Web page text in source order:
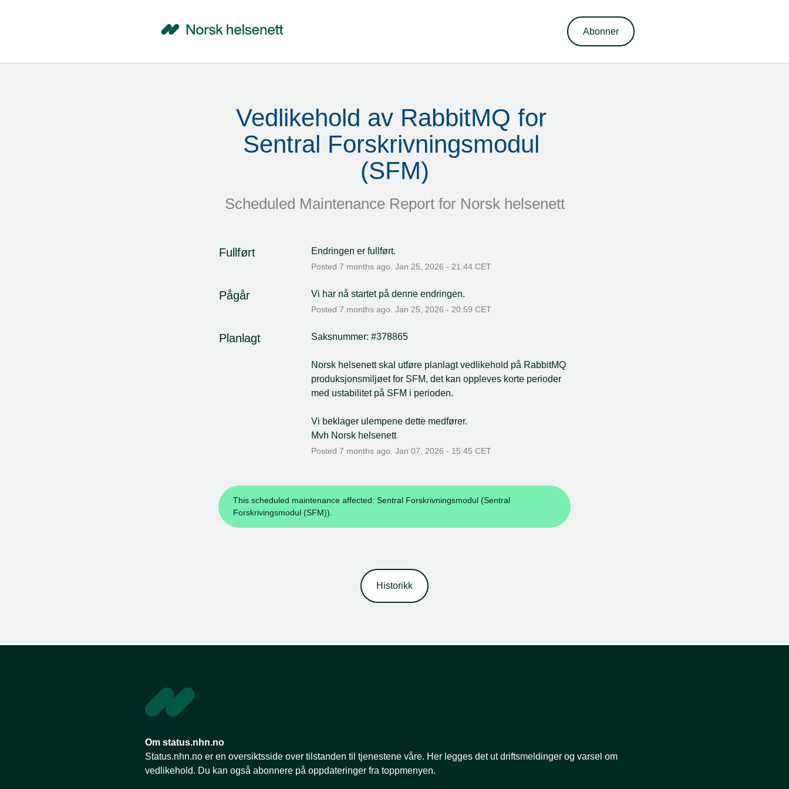
Abonner
Vedlikehold av RabbitMQ for
Sentral Forskrivningsmodul
(SFM)
Scheduled Maintenance Report for Norsk helsenett
Fullført Endringen er fullført.
Posted 7 months ago. Jan 25 2026 - 21:44CET
Pågår Vi har nå startet på denne endringen.
Posted 7 months ago. Jan 25 2026 - 20:59 CET
Planlagt Saksnummer: #378865
Norsk helsenett skal utføre planlagt vedlikehold på RabbitMQ
produksjonsmiljøet for SFM, det kan oppleves korte perioder
med ustabilitet på SFM i perioden.
Vi beklager ulempene dette medfører.
Mvh Norsk helsenett
Posted 7 months ago. Jan 07 2026 - 15:45 CET
This scheduled maintenance affected: Sentral Forskrivningsmodul (Sentral
Forskrivingsmodul (SFM)).
Historikk
Om status.nhn.no
Status.nhn.no er en oversiktsside over tilstanden til tjenestene våre. Her legges det ut driftsmeldinger og varsel om
vedlikehold. Du kan også abonnere på oppdateringer fra toppmenyen.